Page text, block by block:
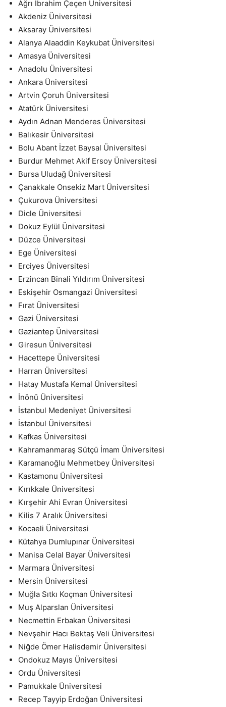
Ağrı İbrahim Çeçen Üniversitesi
Akdeniz Üniversitesi
Aksaray Üniversitesi
Alanya Alaaddin Keykubat Üniversitesi
Amasya Üniversitesi
Anadolu Üniversitesi
Ankara Üniversitesi
Artvin Çoruh Üniversitesi
Atatürk Üniversitesi
Aydın Adnan Menderes Üniversitesi
Balıkesir Üniversitesi
Bolu Abant İzzet Baysal Üniversitesi
Burdur Mehmet Akif Ersoy Üniversitesi
Bursa Uludağ Üniversitesi
Çanakkale Onsekiz Mart Üniversitesi
Çukurova Üniversitesi
Dicle Üniversitesi
Dokuz Eylül Üniversitesi
Düzce Üniversitesi
Ege Üniversitesi
Erciyes Üniversitesi
Erzincan Binali Yıldırım Üniversitesi
Eskişehir Osmangazi Üniversitesi
Fırat Üniversitesi
Gazi Üniversitesi
Gaziantep Üniversitesi
Giresun Üniversitesi
Hacettepe Üniversitesi
Harran Üniversitesi
Hatay Mustafa Kemal Üniversitesi
İnönü Üniversitesi
İstanbul Medeniyet Üniversitesi
İstanbul Üniversitesi
Kafkas Üniversitesi
Kahramanmaraş Sütçü İmam Üniversitesi
Karamanoğlu Mehmetbey Üniversitesi
Kastamonu Üniversitesi
Kırıkkale Üniversitesi
Kırşehir Ahi Evran Üniversitesi
Kilis 7 Aralık Üniversitesi
Kocaeli Üniversitesi
Kütahya Dumlupınar Üniversitesi
Manisa Celal Bayar Üniversitesi
Marmara Üniversitesi
Mersin Üniversitesi
Muğla Sıtkı Koçman Üniversitesi
Muş Alparslan Üniversitesi
Necmettin Erbakan Üniversitesi
Nevşehir Hacı Bektaş Veli Üniversitesi
Niğde Ömer Halisdemir Üniversitesi
Ondokuz Mayıs Üniversitesi
Ordu Üniversitesi
Pamukkale Üniversitesi
Recep Tayyip Erdoğan Üniversitesi